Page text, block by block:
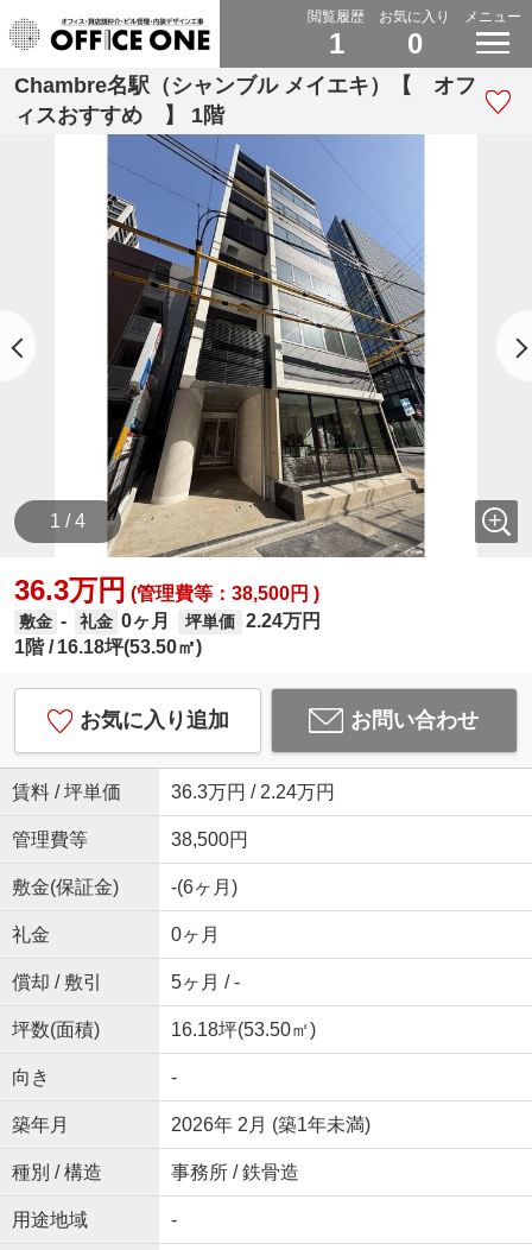
閲覧履歴
1
お気に入り
0
メニュー
Chambre名駅（シャンブル メイエキ）【 オフ
ィスおすすめ 】 1階
1 / 4
36.3万円 (管理費等：38,500円 )
敷金 - 礼金 0ヶ月 坪単価 2.24万円
1階
16.18坪(53.50㎡)
お気に入り追加 お問い合わせ
賃料 / 坪単価 36.3万円 / 2.24万円
管理費等 38,500円
敷金(保証金) -(6ヶ月)
礼金 0ヶ月
償却 / 敷引 5ヶ月 / -
坪数(面積) 16.18坪(53.50㎡)
向き -
築年月 2026年 2月 (築1年未満)
種別 / 構造 事務所 / 鉄骨造
用途地域 -